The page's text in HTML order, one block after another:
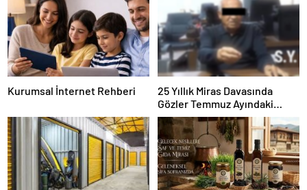
Kurumsal İnternet Rehberi
25 Yıllık Miras Davasında
Gözler Temmuz Ayındaki
Karar Duruşmasına Çevrildi